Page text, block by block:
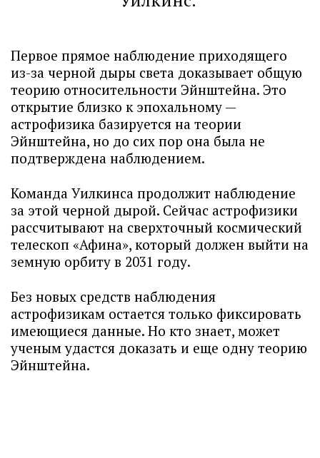
Первое прямое наблюдение приходящего
из-за черной дыры света доказывает общую
теорию относительности Эйнштейна. Это
открытие близко к эпохальному —
астрофизика базируется на теории
Эйнштейна, но до сих пор она была не
подтверждена наблюдением.
Команда Уилкинса продолжит наблюдение
за этой черной дырой. Сейчас астрофизики
рассчитывают на сверхточный космический
телескоп «Афина», который должен выйти на
земную орбиту в 2031 году.
Без новых средств наблюдения
астрофизикам остается только фиксировать
имеющиеся данные. Но кто знает, может
ученым удастся доказать и еще одну теорию
Эйнштейна.